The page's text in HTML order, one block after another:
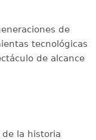
de
tecnológicas
de alcance
la historia